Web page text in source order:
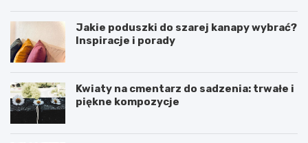
Jakie poduszki do szarej kanapy wybrać?
Inspiracje i porady
Kwiaty na cmentarz do sadzenia: trwałe i
piękne kompozycje